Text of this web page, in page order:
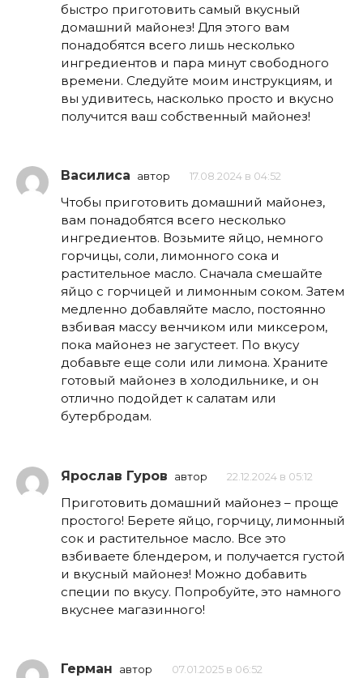
быстро приготовить самый вкусный
домашний майонез! Для этого вам
понадобятся всего лишь несколько
ингредиентов и пара минут свободного
времени. Следуйте моим инструкциям, и
вы удивитесь, насколько просто и вкусно
получится ваш собственный майонез!
Василиса автор 17.08.2024 в 04:52
Чтобы приготовить домашний майонез,
вам понадобятся всего несколько
ингредиентов. Возьмите яйцо, немного
горчицы, соли, лимонного сока и
растительное масло. Сначала смешайте
яйцо с горчицей и лимонным соком. Затем
медленно добавляйте масло, постоянно
взбивая массу венчиком или миксером,
пока майонез не загустеет. По вкусу
добавьте еще соли или лимона. Храните
готовый майонез в холодильнике, и он
отлично подойдет к салатам или
бутербродам.
Ярослав Гуров автор 22.12.2024 в 05:12
Приготовить домашний майонез – проще
простого! Берете яйцо, горчицу, лимонный
сок и растительное масло. Все это
взбиваете блендером, и получается густой
и вкусный майонез! Можно добавить
специи по вкусу. Попробуйте, это намного
вкуснее магазинного!
Герман автор 07.01.2025 в 06:52